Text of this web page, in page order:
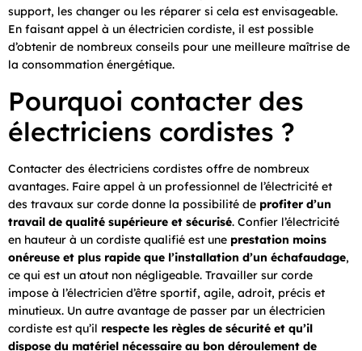
support, les changer ou les réparer si cela est envisageable.
En faisant appel à un électricien cordiste, il est possible
d’obtenir de nombreux conseils pour une meilleure maîtrise de
la consommation énergétique.
Pourquoi contacter des
électriciens cordistes ?
Contacter des électriciens cordistes offre de nombreux
avantages. Faire appel à un professionnel de l’électricité et
des travaux sur corde donne la possibilité de profiter d’un
travail de qualité supérieure et sécurisé. Confier l’électricité
en hauteur à un cordiste qualifié est une prestation moins
onéreuse et plus rapide que l’installation d’un échafaudage,
ce qui est un atout non négligeable. Travailler sur corde
impose à l’électricien d’être sportif, agile, adroit, précis et
minutieux. Un autre avantage de passer par un électricien
cordiste est qu’il respecte les règles de sécurité et qu’il
dispose du matériel nécessaire au bon déroulement de